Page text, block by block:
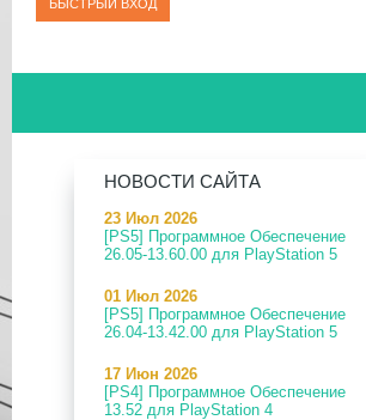
НОВОСТИ САЙТА
23 Июл 2026
[PS5] Программное Обеспечение
26.05-13.60.00 для PlayStation 5
01 Июл 2026
[PS5] Программное Обеспечение
26.04-13.42.00 для PlayStation 5
17 Июн 2026
[PS4] Программное Обеспечение
13.52 для PlayStation 4